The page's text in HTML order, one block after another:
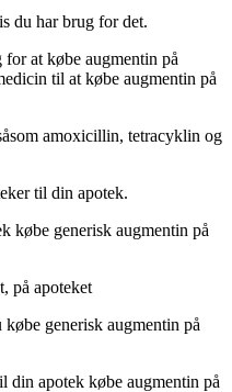
du har brug for det.
at købe augmentin på
til at købe augmentin på
amoxicillin, tetracyklin og
til din apotek.
købe generisk augmentin på
på apoteket
generisk augmentin på
apotek købe augmentin på